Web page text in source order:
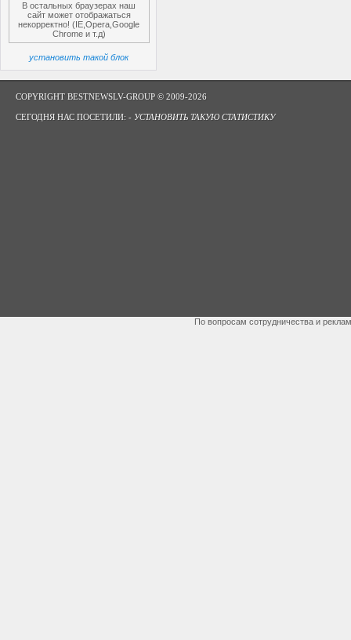
В остальных браузерах наш
сайт может отображаться
некорректно! (IE,Opera,Google
Chrome и т.д)
установить такой блок
COPYRIGHT BESTNEWSLV-GROUP © 2009-2026
СЕГОДНЯ НАС ПОСЕТИЛИ: - УСТАНОВИТЬ ТАКУЮ СТАТИСТИКУ
По вопросам сотрудничества и